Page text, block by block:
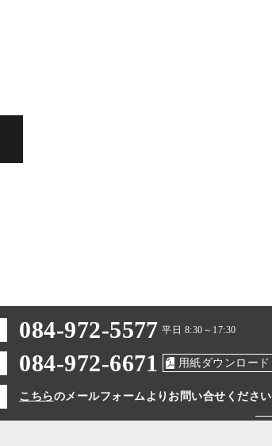
084-972-5577 平日 8:30～17:30
084-972-6671 用紙ダウンロード
こちらのメールフォームより お問い合せください